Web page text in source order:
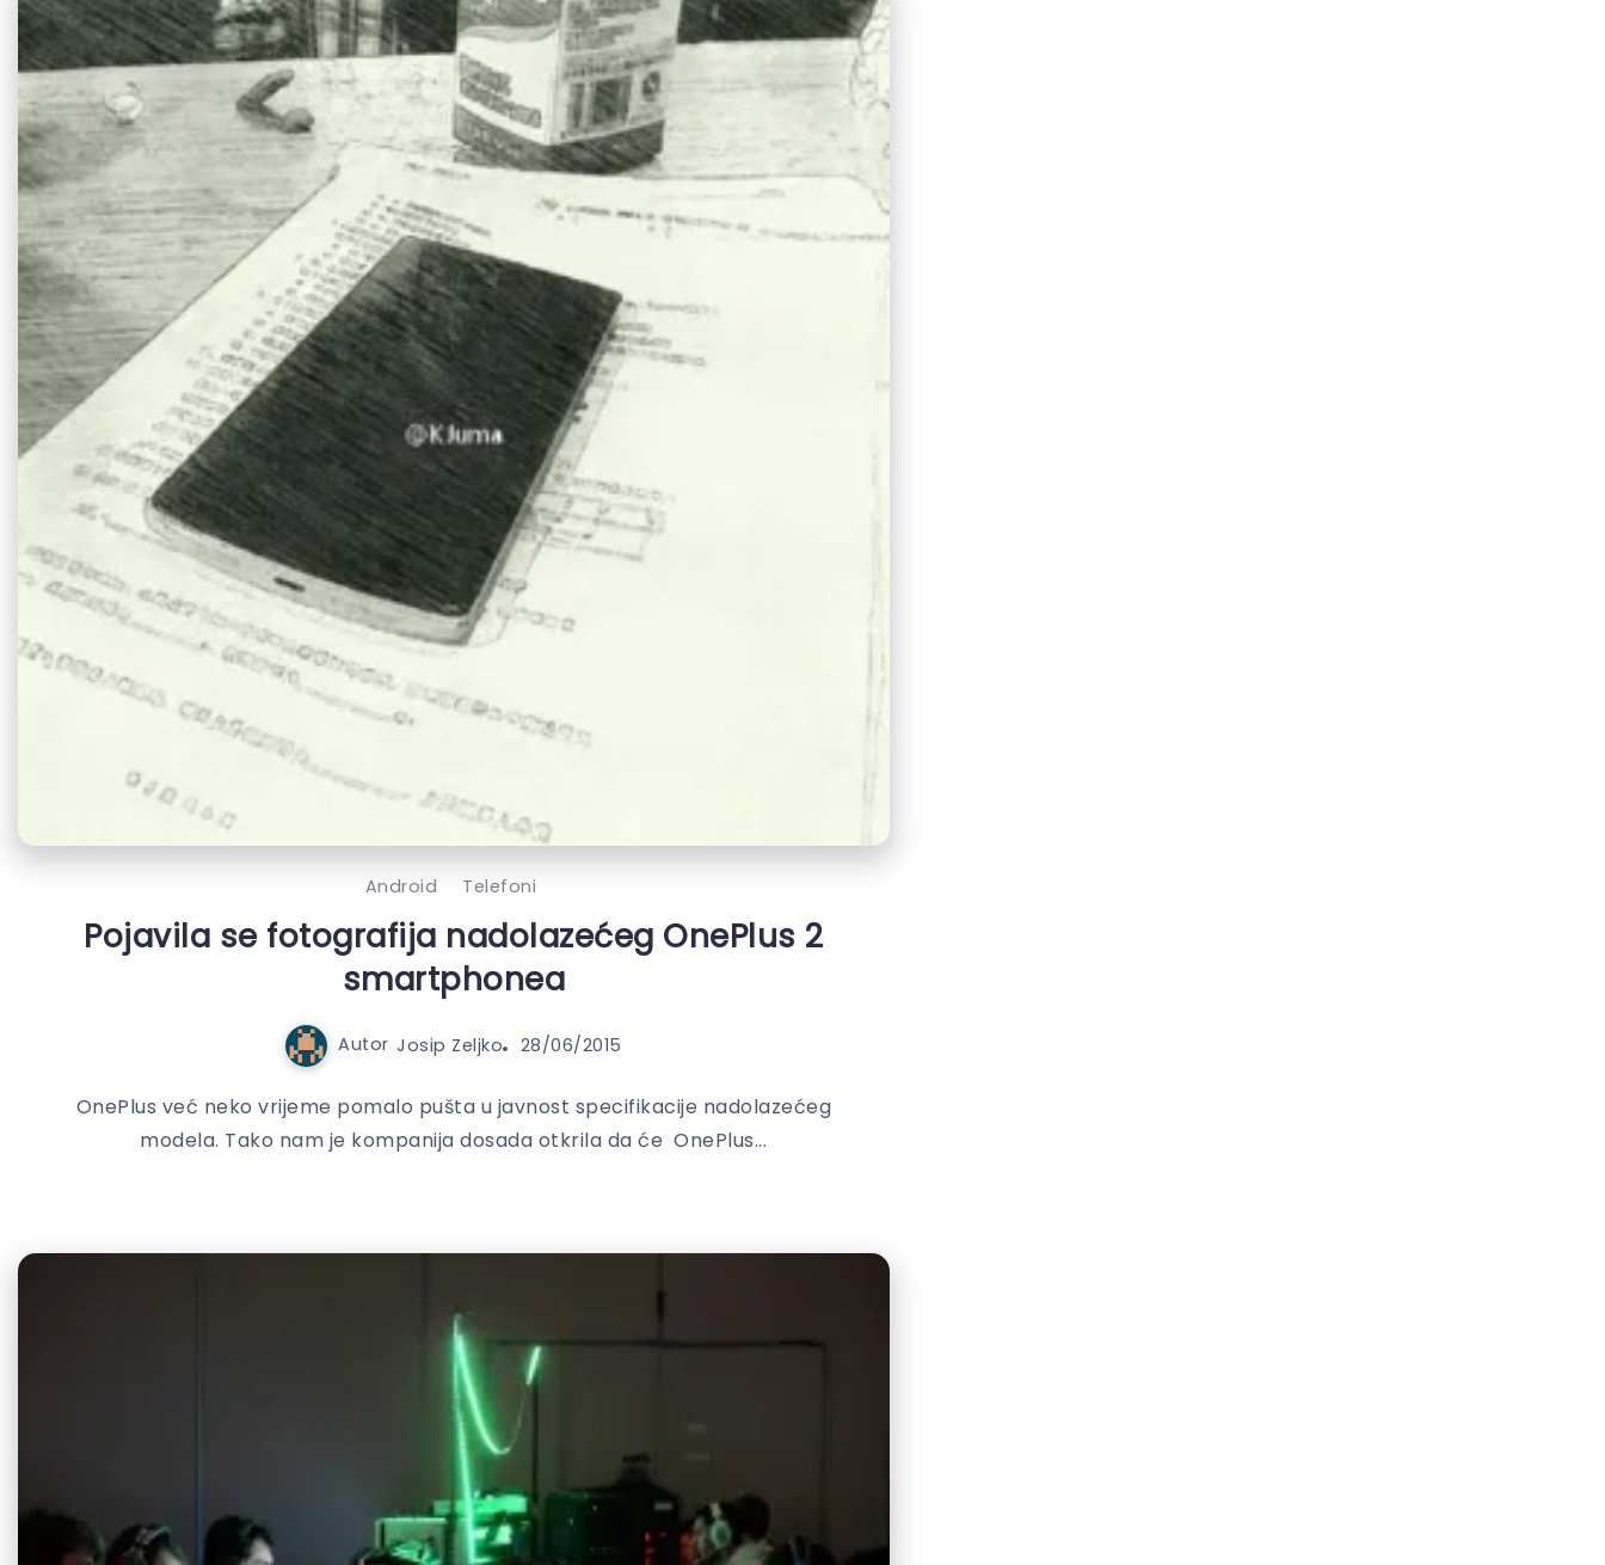
Android Telefoni
Pojavila se fotografija nadolazećeg OnePlus 2
smartphonea
Autor Josip Zeljko 28/06/2015
OnePlus već neko vrijeme pomalo pušta u javnost specifikacije nadolazećeg
modela. Tako nam je kompanija dosada otkrila da će OnePlus...